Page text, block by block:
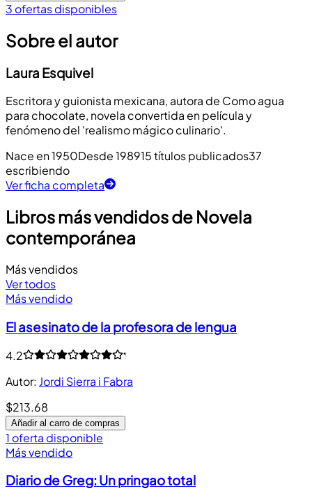
3 ofertas disponibles
Sobre el autor
Laura Esquivel
Escritora y guionista mexicana, autora de Como agua
para chocolate, novela convertida en película y
fenómeno del 'realismo mágico culinario'.
Nace en 1950Desde 198915 títulos publicados37
escribiendo
Ver ficha completa
Libros más vendidos de Novela
contemporánea
Más vendidos
Ver todos
Más vendido
El asesinato de la profesora de lengua
4.2
Autor: Jordi Sierra i Fabra
$213.68
Añadir al carro de compras
1 oferta disponible
Más vendido
Diario de Greg: Un pringao total